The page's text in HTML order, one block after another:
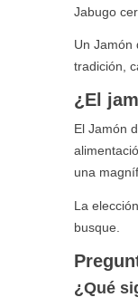
Jabugo
Un Jamón
tradición,
¿El
El Jamón
una
La
busque.
¿Qué